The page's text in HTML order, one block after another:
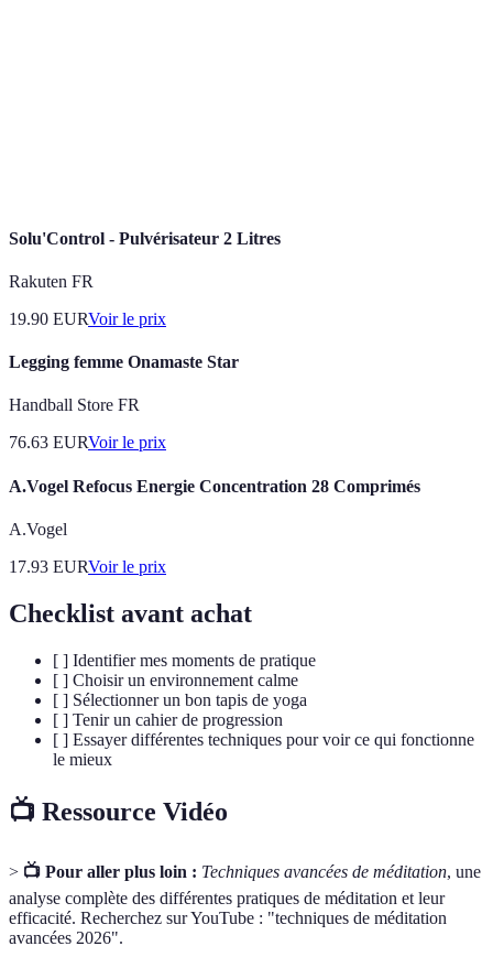
Solu'Control - Pulvérisateur 2 Litres
Rakuten FR
19.90 EURVoir le prix
Legging femme Onamaste Star
Handball Store FR
76.63 EURVoir le prix
A.Vogel Refocus Energie Concentration 28 Comprimés
A.Vogel
17.93 EURVoir le prix
Checklist avant achat
[ ] Identifier mes moments de pratique
[ ] Choisir un environnement calme
[ ] Sélectionner un bon tapis de yoga
[ ] Tenir un cahier de progression
[ ] Essayer différentes techniques pour voir ce qui fonctionne
le mieux
📺 Ressource Vidéo
> 📺 Pour aller plus loin : Techniques avancées de méditation, une
analyse complète des différentes pratiques de méditation et leur
efficacité. Recherchez sur YouTube : "techniques de méditation
avancées 2026".